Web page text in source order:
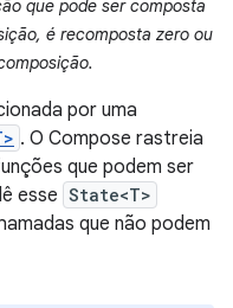
que pode ser composta
é recomposta zero ou
por uma
. O Compose rastreia
que podem ser
esse State<T>
que não podem